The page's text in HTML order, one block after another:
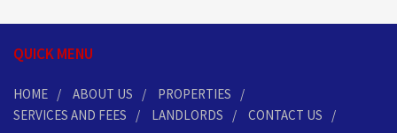
QUICK MENU
HOME ABOUT US
PROPERTIES
SERVICES AND FEES
LANDLORDS CONTACT US